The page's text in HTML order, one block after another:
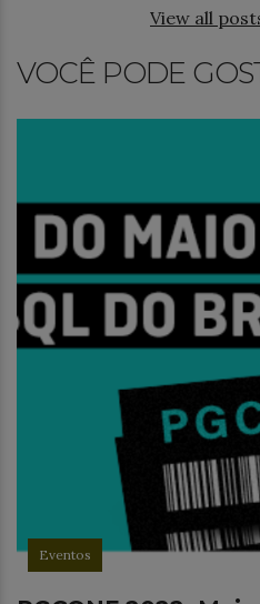
View all
VOCÊ PODE
Eventos